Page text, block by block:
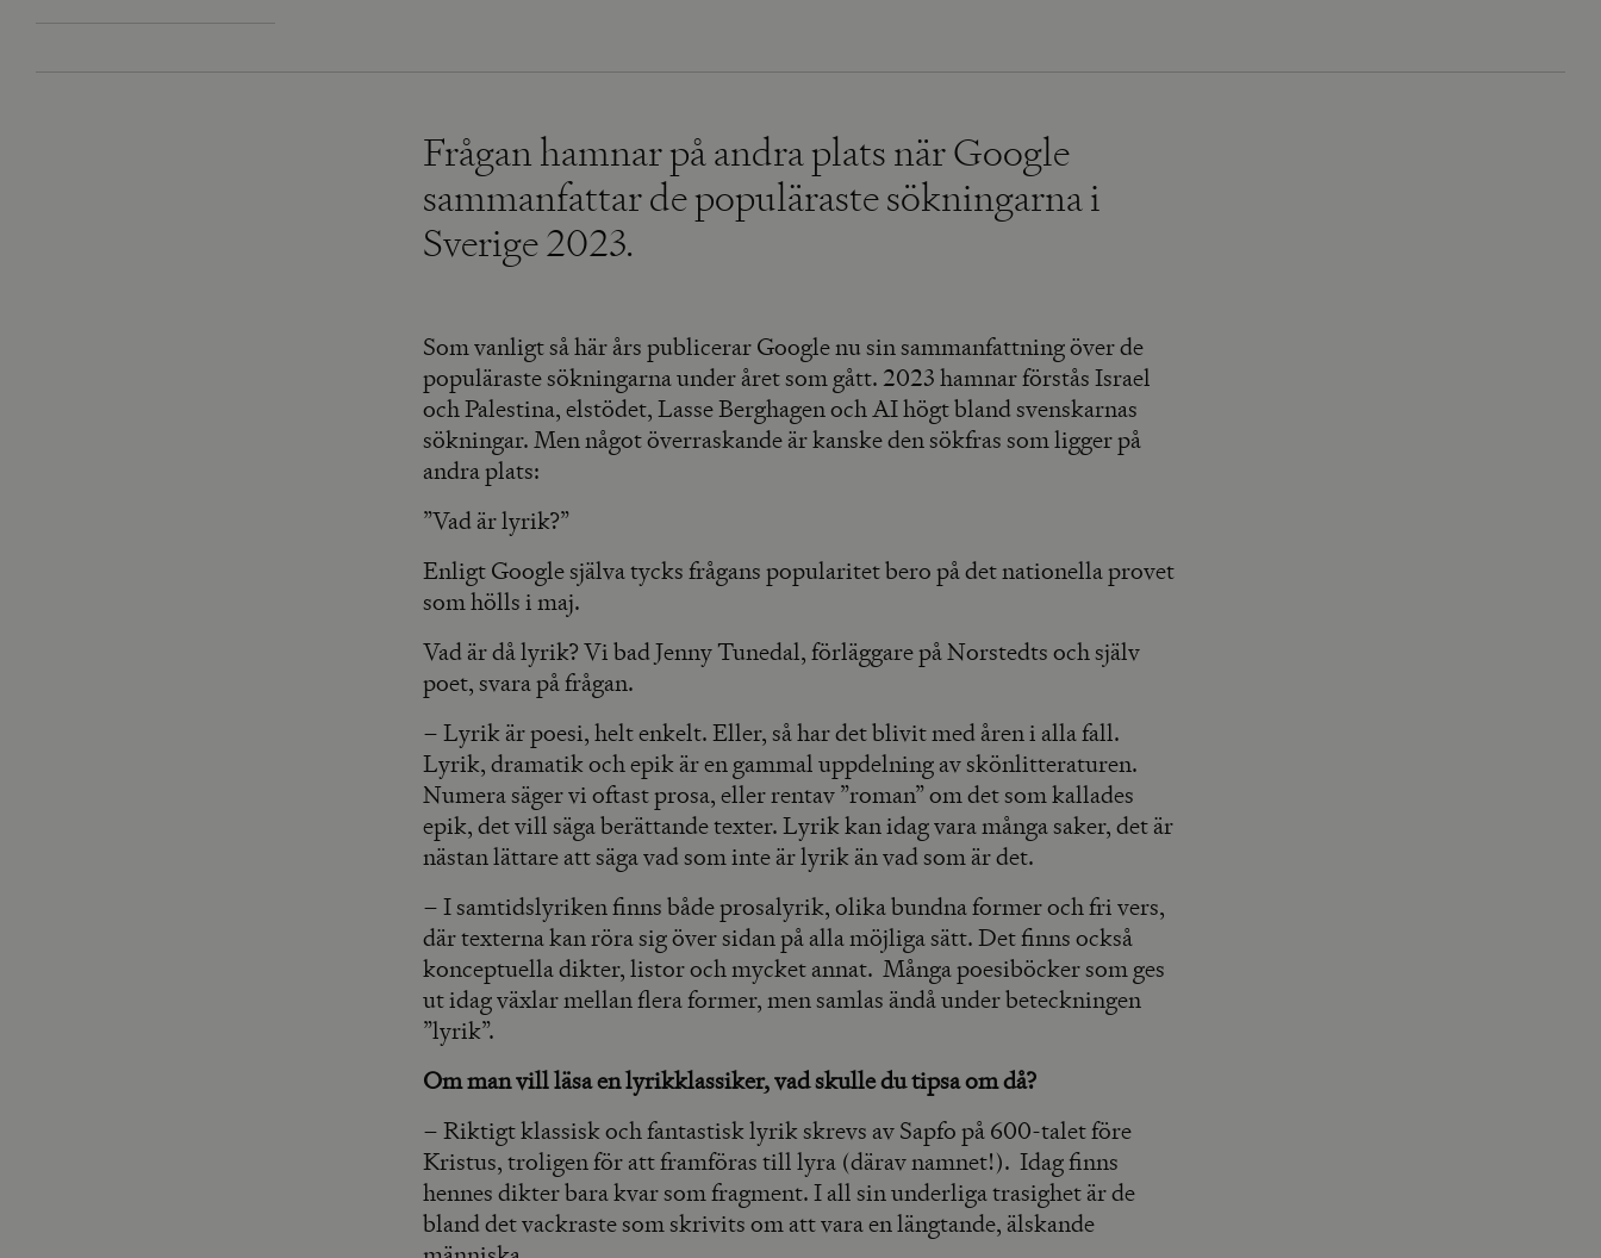
Frågan hamnar på andra plats när Google
sammanfattar de populäraste sökningarna i
Sverige 2023.
Som vanligt så här års publicerar Google nu sin sammanfattning över de
populäraste sökningarna under året som gått. 2023 hamnar förstås Israel
och Palestina, elstödet, Lasse Berghagen och AI högt bland svenskarnas
sökningar. Men något överraskande är kanske den sökfras som ligger på
andra plats:
”Vad är lyrik?”
Enligt Google själva tycks frågans popularitet bero på det nationella provet
som hölls i maj.
Vad är då lyrik? Vi bad Jenny Tunedal, förläggare på Norstedts och själv
poet, svara på frågan.
– Lyrik är poesi, helt enkelt. Eller, så har det blivit med åren i alla fall.
Lyrik, dramatik och epik är en gammal uppdelning av skönlitteraturen.
Numera säger vi oftast prosa, eller rentav ”roman” om det som kallades
epik, det vill säga berättande texter. Lyrik kan idag vara många saker, det är
nästan lättare att säga vad som inte är lyrik än vad som är det.
– I samtidslyriken finns både prosalyrik, olika bundna former och fri vers,
där texterna kan röra sig över sidan på alla möjliga sätt. Det finns också
konceptuella dikter, listor och mycket annat. Många poesiböcker som ges
ut idag växlar mellan flera former, men samlas ändå under beteckningen
”lyrik”.
Om man vill läsa en lyrikklassiker, vad skulle du tipsa om då?
– Riktigt klassisk och fantastisk lyrik skrevs av Sapfo på 600-talet före
Kristus, troligen för att framföras till lyra (därav namnet!). Idag finns
hennes dikter bara kvar som fragment. I all sin underliga trasighet är de
bland det vackraste som skrivits om att vara en längtande, älskande